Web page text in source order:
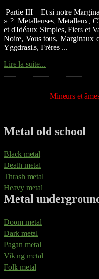
Partie III – Et si notre
» ?. Metalleuses, Metalleux,
et d'Idéaux Simples, Fiers et
Noire, Vous tous, Marginaux
Yggdrasils, Frères ...
Lire la suite...
Mineurs et
Metal old school
Black metal
Death metal
Thrash metal
Heavy metal
Metal
Doom metal
Dark metal
Pagan metal
Viking metal
Folk metal